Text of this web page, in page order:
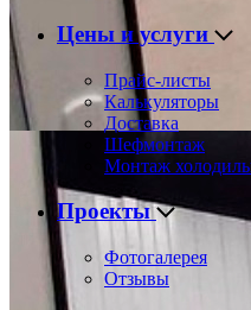
Цены и услуги
Прайс-листы
Калькуляторы
Доставка
Шефмонтаж
Монтаж
Проекты
Фотогалерея
Отзывы